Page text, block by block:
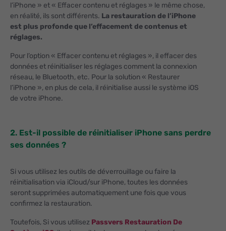
l’iPhone » et « Effacer contenu et réglages » le même chose,
en réalité, ils sont différents. La restauration de l’iPhone
est plus profonde que l’effacement de contenus et
réglages.
Pour l’option « Effacer contenu et réglages », il effacer des
données et réinitialiser les réglages comment la connexion
réseau, le Bluetooth, etc. Pour la solution « Restaurer
l’iPhone », en plus de cela, il réinitialise aussi le système iOS
de votre iPhone.
2. Est-il possible de réinitialiser iPhone sans perdre
ses données ?
Si vous utilisez les outils de déverrouillage ou faire la
réinitialisation via iCloud/sur iPhone, toutes les données
seront supprimées automatiquement une fois que vous
confirmez la restauration.
Toutefois, Si vous utilisez Passvers Restauration De